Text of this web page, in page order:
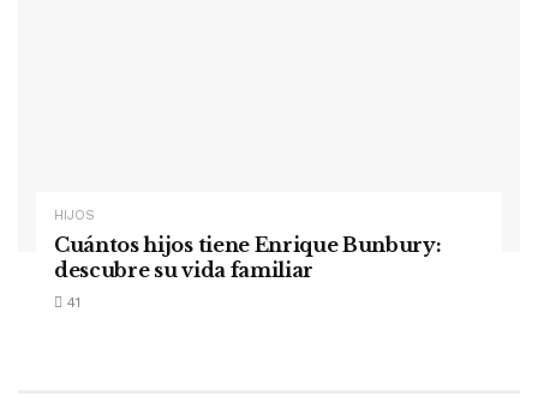
HIJOS
Cuántos hijos tiene Enrique Bunbury:
descubre su vida familiar
41